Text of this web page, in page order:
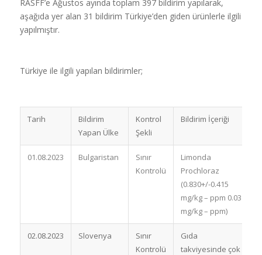
RASFF’e Ağustos ayında toplam 397 bildirim yapılarak,
aşağıda yer alan 31 bildirim Türkiye’den giden ürünlerle ilgili
yapılmıştır.
Türkiye ile ilgili yapılan bildirimler;
Tarih
Bildirim
Yapan Ülke
Kontrol
Şekli
Bildirim İçeriği
01.08.2023 Bulgaristan
Sınır
Kontrolü
Limonda
Prochloraz
(0.830+/-0.415
mg/kg – ppm 0.03
mg/kg – ppm)
02.08.2023 Slovenya
Sınır
Kontrolü
Gıda
takviyesinde çok